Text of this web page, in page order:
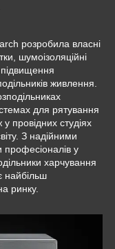
розробила власні
шумоізоляційні
живлення.
для рятування
провідних студіях
З надійними
у
харчування
найбільш
ринку.